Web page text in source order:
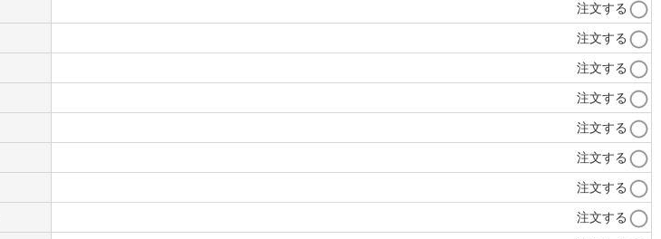
注文する
注文する
注文する
注文する
注文する
注文する
注文する
注文する